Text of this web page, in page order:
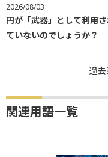
2026/08/03
円が「武器」として利用さ
ていないのでしょうか？
過
関連用語一覧